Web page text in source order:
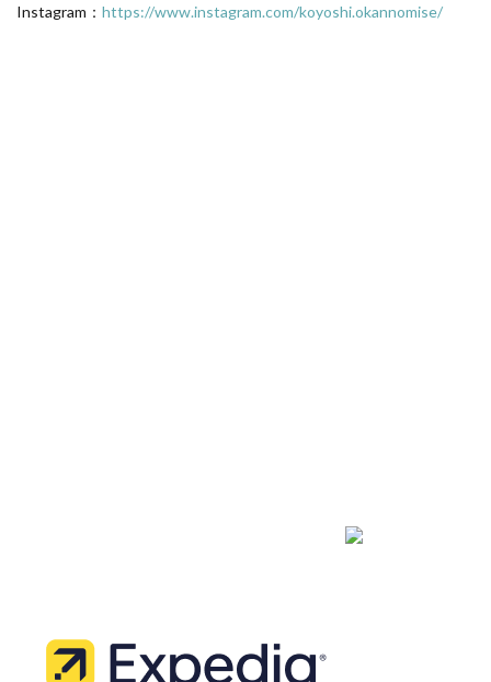
Instagram： https://www.instagram.com/koyoshi.okannomise/